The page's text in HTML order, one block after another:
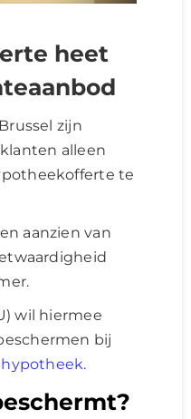
heet
zijn
alleen
te
aanzien van
wil hiermee
bij
.